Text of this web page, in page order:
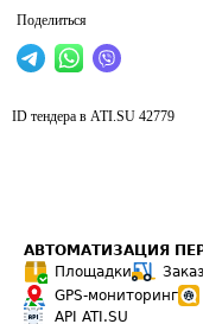
Поделиться
ID тендера в ATI.SU 42779
АВТОМАТИЗАЦИЯ
Площадки
GPS-мониторинг
API ATI.SU